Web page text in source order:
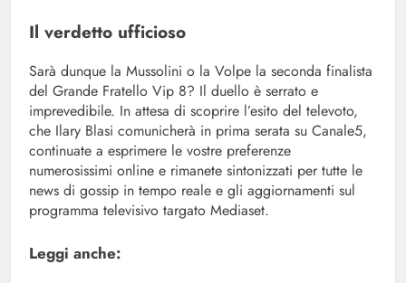
Il verdetto ufficioso
Sarà dunque la Mussolini o la Volpe la seconda finalista
del Grande Fratello Vip 8? Il duello è serrato e
imprevedibile. In attesa di scoprire l’esito del televoto,
che Ilary Blasi comunicherà in prima serata su Canale5,
continuate a esprimere le vostre preferenze
numerosissimi online e rimanete sintonizzati per tutte le
news di gossip in tempo reale e gli aggiornamenti sul
programma televisivo targato Mediaset.
Leggi anche: